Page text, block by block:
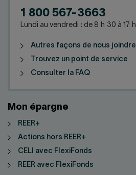
1 800 567-3663
Lundi au vendredi : de 8 h 30 à 17 h
Autres façons de nous joindre
Trouvez un point de service
Consulter la FAQ
Mon épargne
REER+
Actions hors REER+
CELI avec FlexiFonds
REER avec FlexiFonds